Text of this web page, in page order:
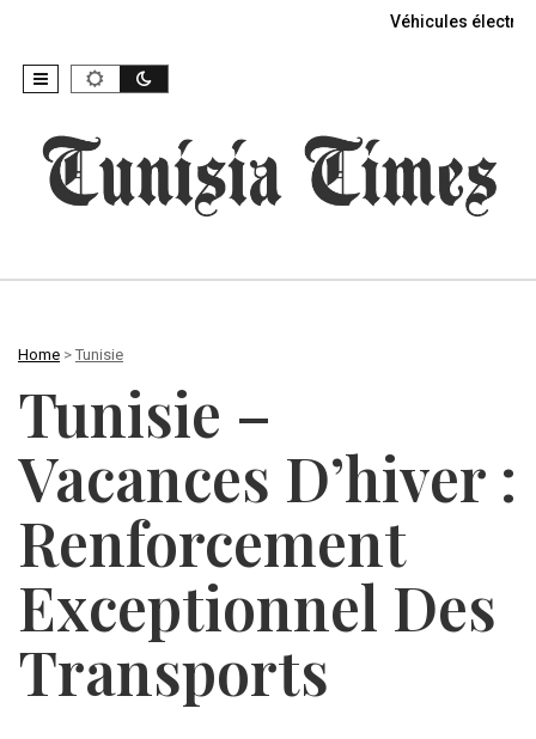
Véhicules
Home > Tunisie
Tunisie –
Vacances D’hiver :
Renforcement
Exceptionnel Des
Transports